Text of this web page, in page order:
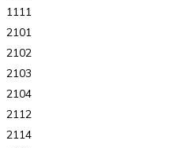
1111
2101
2102
2103
2104
2112
2114